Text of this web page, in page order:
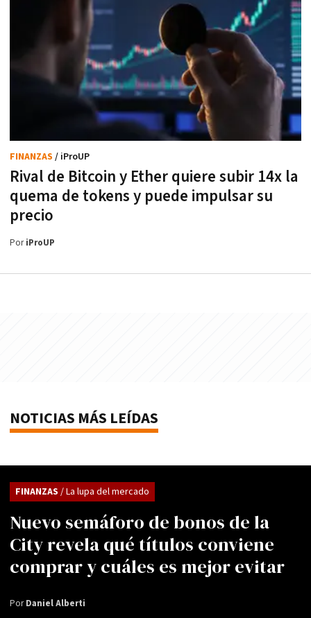
Rival de Bitcoin y Ether quiere subir 14x la
quema de tokens y puede impulsar su
precio
FINANZAS / iProUP
PoriProUP
NOTICIAS MÁS LEÍDAS
Nuevo semáforo de bonos de la
City revela qué títulos conviene
comprar y cuáles es mejor evitar
FINANZAS / La lupa del mercado
PorDaniel Alberti